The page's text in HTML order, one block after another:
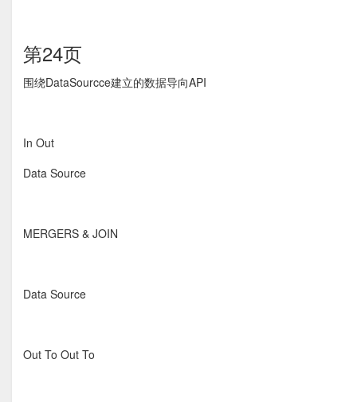
第24页
围绕DataSourcce建立的数据导向API
In Out
Data Source
MERGERS & JOIN
Data Source
Out To Out To